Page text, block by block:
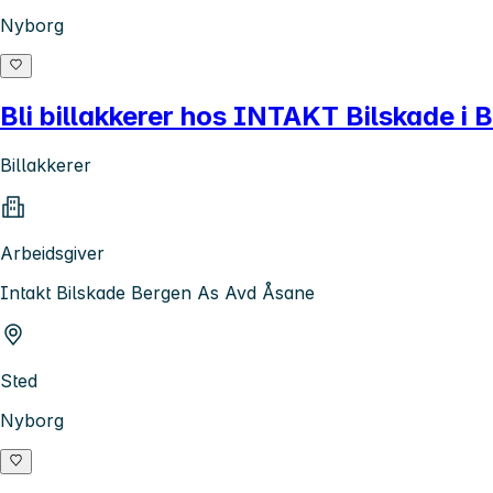
Nyborg
Bli billakkerer hos INTAKT Bilskade i
Billakkerer
Arbeidsgiver
Intakt Bilskade Bergen As Avd Åsane
Sted
Nyborg